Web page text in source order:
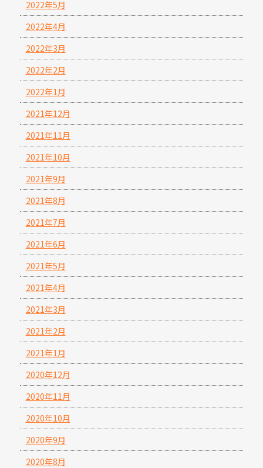
2022年5月
2022年4月
2022年3月
2022年2月
2022年1月
2021年12月
2021年11月
2021年10月
2021年9月
2021年8月
2021年7月
2021年6月
2021年5月
2021年4月
2021年3月
2021年2月
2021年1月
2020年12月
2020年11月
2020年10月
2020年9月
2020年8月